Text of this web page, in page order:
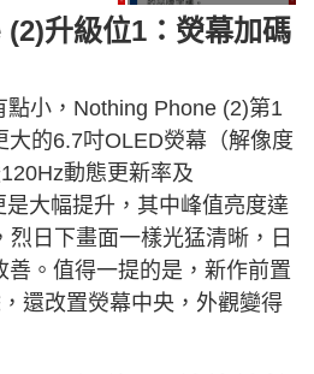
升級位1：熒幕加碼
小，Nothing Phone (2)第1
大的6.7吋OLED熒幕（解像度
動態更新率及
大幅提升，其中峰值亮度達
烈日下畫面一樣光猛清晰，日
善。值得一提的是，新作前置
還改置熒幕中央，外觀變得